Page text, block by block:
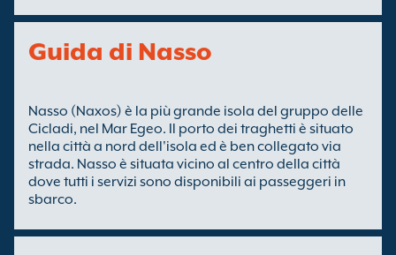
Guida di Nasso
Nasso (Naxos) è la più grande isola del gruppo delle
Cicladi, nel Mar Egeo. Il porto dei traghetti è situato
nella città a nord dell'isola ed è ben collegato via
strada. Nasso è situata vicino al centro della città
dove tutti i servizi sono disponibili ai passeggeri in
sbarco.